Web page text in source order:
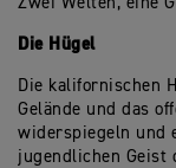
Die Hügel
Die kalifornischen
Gelände und das
widerspiegeln und
jugendlichen Geist